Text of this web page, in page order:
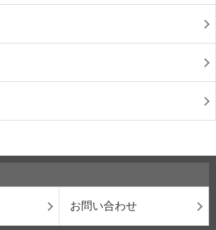
お問い合わせ